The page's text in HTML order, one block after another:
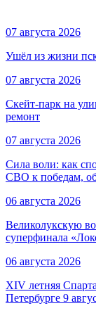
07 августа 2026
Ушёл из жизни
07 августа 2026
Скейт-парк на
ремонт
07 августа 2026
Сила воли: как
СВО к победам,
06 августа 2026
Великолукскую
суперфинала
06 августа 2026
XIV летняя
Петербурге 9